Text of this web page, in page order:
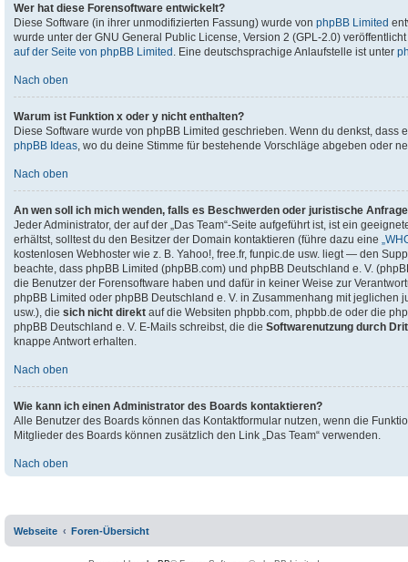
Wer hat diese Forensoftware entwickelt?
Diese Software (in ihrer unmodifizierten Fassung) wurde von phpBB Limited
wurde unter der GNU General Public License, Version 2 (GPL-2.0)
auf der Seite von phpBB Limited . Eine deutschsprachige Anlaufstelle ist unter
Nach oben
Warum ist Funktion x oder y nicht enthalten?
Diese Software wurde von phpBB Limited geschrieben. Wenn du denkst,
phpBB Ideas , wo du deine Stimme für bestehende Vorschläge abgeben oder
Nach oben
An wen soll ich mich wenden, falls es Beschwerden oder juristische
Jeder Administrator, der auf der „Das Team“-Seite aufgeführt ist, ist ein
erhältst, solltest du den Besitzer der Domain kontaktieren (führe dazu eine
kostenlosen Webhoster wie z. B. Yahoo!, free.fr, funpic.de usw. liegt — den
beachte, dass phpBB Limited (phpBB.com) und phpBB Deutschland e. V.
die Benutzer der Forensoftware haben und dafür in keiner Weise zur
phpBB Limited oder phpBB Deutschland e. V. in Zusammenhang mit
usw.), die sich nicht direkt auf die Websiten phpbb.com, phpbb.de oder die
phpBB Deutschland e. V. E-Mails schreibst, die die Softwarenutzung durch
knappe Antwort erhalten.
Nach oben
Wie kann ich einen Administrator des Boards kontaktieren?
Alle Benutzer des Boards können das Kontaktformular nutzen, wenn die
Mitglieder des Boards können zusätzlich den Link „Das Team“ verwenden.
Nach oben
Webseite Foren-Übersicht